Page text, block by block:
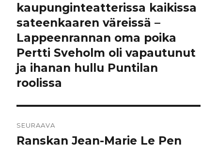
kaupunginteatterissa kaikissa
sateenkaaren väreissä –
Lappeenrannan oma poika
Pertti Sveholm oli vapautunut
ja ihanan hullu Puntilan
roolissa
SEURAAVA
Seuraava
Ranskan Jean-Marie Le Pen